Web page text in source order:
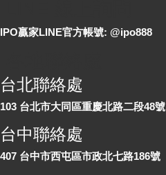
IPO贏家LINE官方帳號: @ipo888
台北聯絡處
103 台北市大同區重慶北路二段48號
台中聯絡處
407 台中市西屯區市政北七路186號